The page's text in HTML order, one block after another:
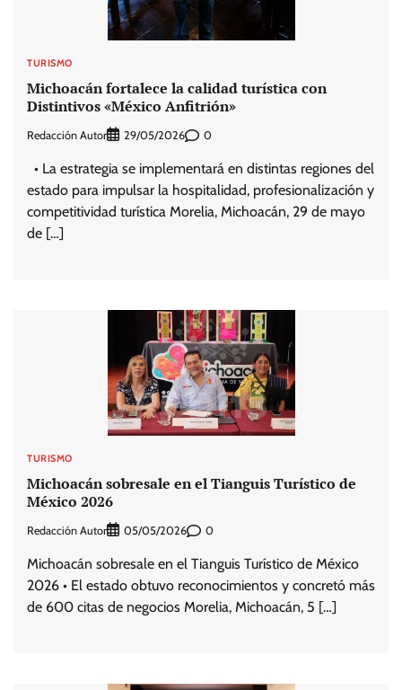
TURISMO
Michoacán fortalece la calidad turística con
Distintivos «México Anfitrión»
Redacción Autor 29/05/2026 0
• La estrategia se implementará en distintas regiones del
estado para impulsar la hospitalidad, profesionalización y
competitividad turística Morelia, Michoacán, 29 de mayo
de […]
TURISMO
Michoacán sobresale en el Tianguis Turístico de
México 2026
Redacción Autor 05/05/2026 0
Michoacán sobresale en el Tianguis Turístico de México
2026 • El estado obtuvo reconocimientos y concretó más
de 600 citas de negocios Morelia, Michoacán, 5 […]